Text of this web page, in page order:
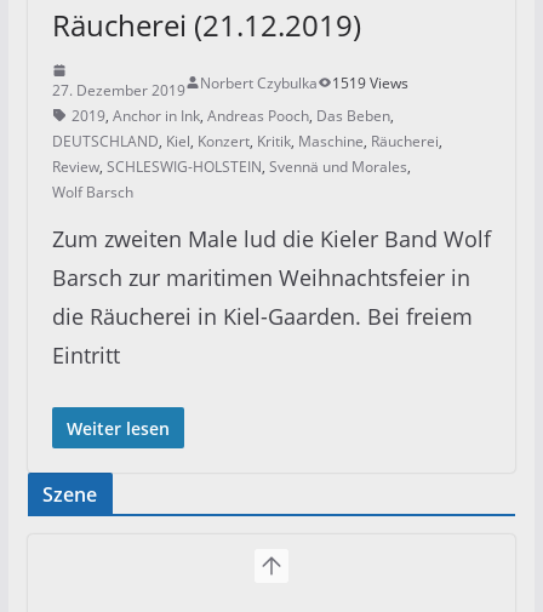
Räucherei (21.12.2019)
27. Dezember 2019 Norbert Czybulka
1519 Views
2019, Anchor in Ink, Andreas Pooch, Das Beben,
DEUTSCHLAND, Kiel, Konzert, Kritik, Maschine, Räucherei,
Review, SCHLESWIG-HOLSTEIN, Svennä und Morales,
Wolf Barsch
Zum zweiten Male lud die Kieler Band Wolf
Barsch zur maritimen Weihnachtsfeier in
die Räucherei in Kiel-Gaarden. Bei freiem
Eintritt
Weiter lesen
Szene